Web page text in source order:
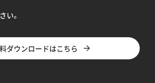
い。
ダウンロードはこちら